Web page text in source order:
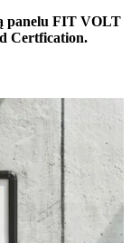
panelu FIT VOLT
Certfication.